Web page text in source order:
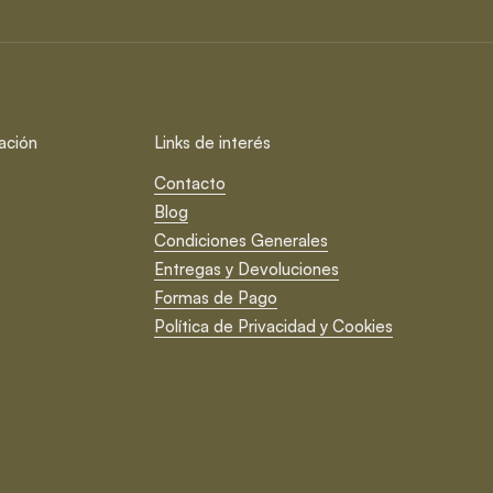
Links de interés
Contacto
Blog
Condiciones Generales
Entregas y Devoluciones
Formas de Pago
Política de Privacidad y Cookies